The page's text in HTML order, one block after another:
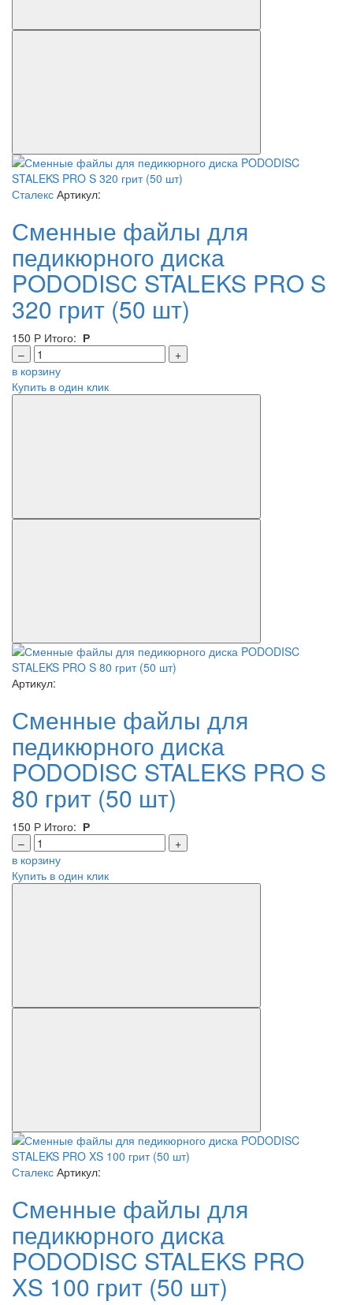
Сталекс Артикул:
Сменные файлы для
педикюрного диска
PODODISC STALEKS PRO S
320 грит (50 шт)
150 Р Итого: Р
–
+
в корзину
Купить в один клик
Артикул:
Сменные файлы для
педикюрного диска
PODODISC STALEKS PRO S
80 грит (50 шт)
150 Р Итого: Р
–
+
в корзину
Купить в один клик
Сталекс Артикул:
Сменные файлы для
педикюрного диска
PODODISC STALEKS PRO
XS 100 грит (50 шт)